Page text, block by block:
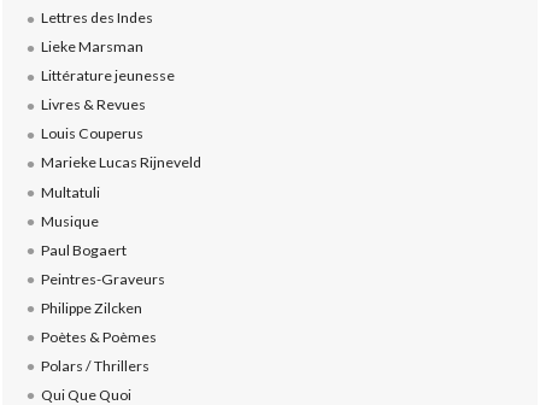
Lettres des Indes
Lieke Marsman
Littérature jeunesse
Livres & Revues
Louis Couperus
Marieke Lucas Rijneveld
Multatuli
Musique
Paul Bogaert
Peintres-Graveurs
Philippe Zilcken
Poètes & Poèmes
Polars / Thrillers
Qui Que Quoi